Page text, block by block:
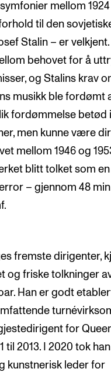
mellom
til den
Stalin – er velkjent.
behovet for å
og Stalins krav
musikk ble fordømt
fordømmelse betød
men kunne være
mellom 1946 og
blitt tolket som en
– gjennom 48
fremste dirigenter,
og friske tolkninger
Han er godt
for
til 2013. I 2020 tok
kunstnerisk leder for